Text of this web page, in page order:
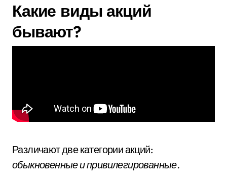
Какие виды акций
бывают?
Различают две категории акций:
обыкновенные и привилегированные.